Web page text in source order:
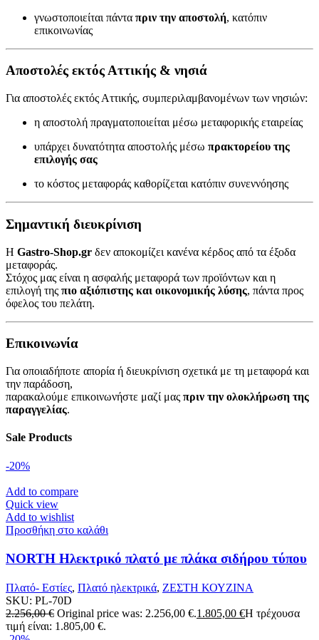
γνωστοποιείται πάντα πριν την αποστολή, κατόπιν
επικοινωνίας
Αποστολές εκτός Αττικής & νησιά
Για αποστολές εκτός Αττικής, συμπεριλαμβανομένων των νησιών:
η αποστολή πραγματοποιείται μέσω μεταφορικής εταιρείας
υπάρχει δυνατότητα αποστολής μέσω πρακτορείου της
επιλογής σας
το κόστος μεταφοράς καθορίζεται κατόπιν συνεννόησης
Σημαντική διευκρίνιση
Η Gastro-Shop.gr δεν αποκομίζει κανένα κέρδος από τα έξοδα
μεταφοράς.
Στόχος μας είναι η ασφαλής μεταφορά των προϊόντων και η
επιλογή της πιο αξιόπιστης και οικονομικής λύσης, πάντα προς
όφελος του πελάτη.
Επικοινωνία
Για οποιαδήποτε απορία ή διευκρίνιση σχετικά με τη μεταφορά και
την παράδοση,
παρακαλούμε επικοινωνήστε μαζί μας πριν την ολοκλήρωση της
παραγγελίας.
Sale Products
-20%
Add to compare
Quick view
Add to wishlist
Προσθήκη στο καλάθι
NORTH Ηλεκτρικό πλατό με πλάκα σιδήρου τύπου
Πλατό- Εστίες, Πλατό ηλεκτρικά, ΖΕΣΤΗ ΚΟΥΖΙΝΑ
SKU: PL-70D
2.256,00€ Original price was: 2.256,00 €.1.805,00 €Η τρέχουσα
τιμή είναι: 1.805,00 €.